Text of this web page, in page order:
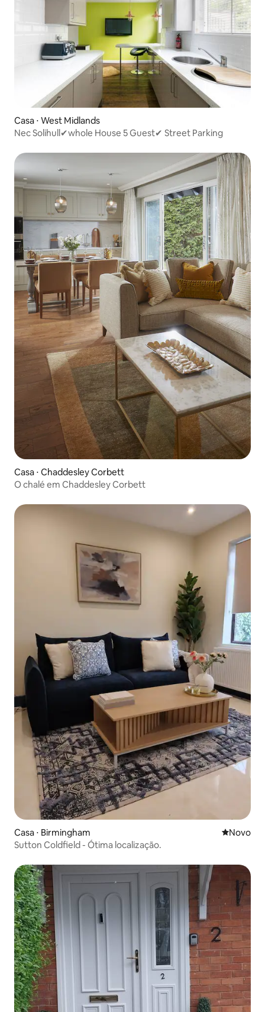
Casa ⋅ West Midlands
Nec Solihull✔whole House 5 Guest✔ Street Parking
Casa ⋅ Chaddesley Corbett
O chalé em Chaddesley Corbett
Casa ⋅ Birmingham Novo
Novo
Sutton Coldfield - Ótima localização.